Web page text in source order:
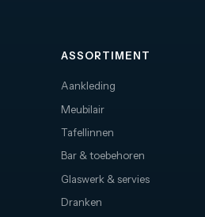
ASSORTIMENT
Aankleding
Meubilair
Tafellinnen
Bar & toebehoren
Glaswerk & servies
Dranken